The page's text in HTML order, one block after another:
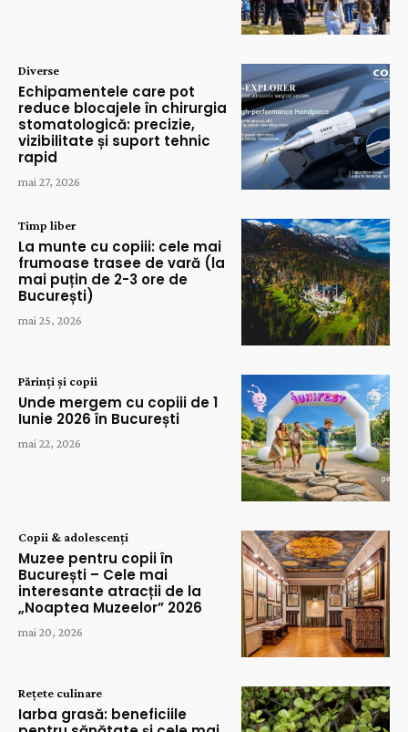
Diverse
Echipamentele care pot
reduce blocajele în chirurgia
stomatologică: precizie,
vizibilitate și suport tehnic
rapid
mai 27, 2026
Timp liber
La munte cu copiii: cele mai
frumoase trasee de vară (la
mai puțin de 2-3 ore de
București)
mai 25, 2026
Părinți și copii
Unde mergem cu copiii de 1
Iunie 2026 în București
mai 22, 2026
Copii & adolescenți
Muzee pentru copii în
București – Cele mai
interesante atracții de la
„Noaptea Muzeelor” 2026
mai 20, 2026
Rețete culinare
Iarba grasă: beneficiile